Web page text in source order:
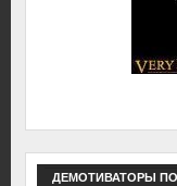
ДЕМОТИВАТОРЫ